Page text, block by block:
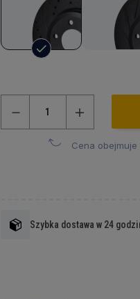
Cena obejmuje
Szybka dostawa w 24